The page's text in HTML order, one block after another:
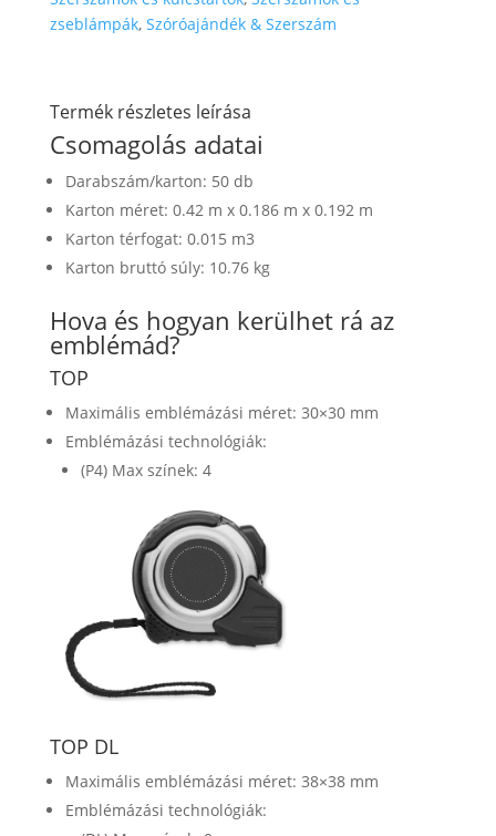
zseblámpák, Szóróajándék & Szerszám
Termék részletes leírása
Csomagolás adatai
Darabszám/karton: 50 db
Karton méret: 0.42 m x 0.186 m x 0.192 m
Karton térfogat: 0.015 m3
Karton bruttó súly: 10.76 kg
Hova és hogyan kerülhet rá az
emblémád?
TOP
Maximális emblémázási méret: 30×30 mm
Emblémázási technológiák:
(P4) Max színek: 4
TOP DL
Maximális emblémázási méret: 38×38 mm
Emblémázási technológiák: